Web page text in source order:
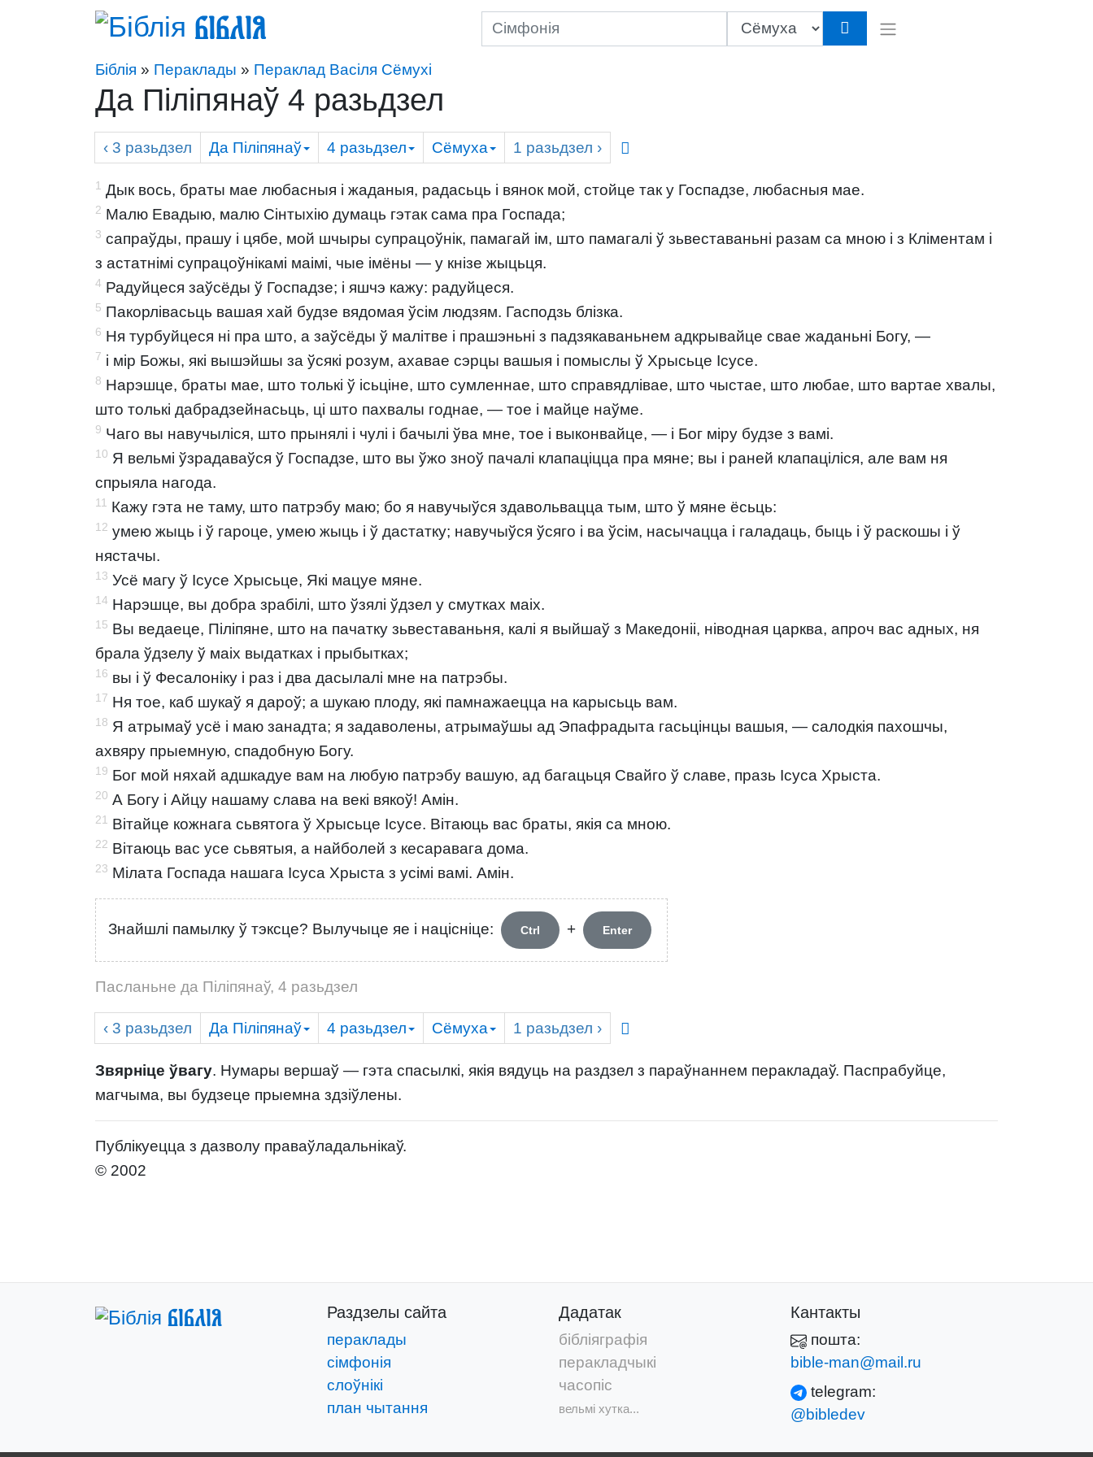
Біблія
Біблія » Пераклады » Пераклад Васіля Сёмухі
Да Піліпянаў 4 разьдзел
‹ 3 разьдзел Да Піліпянаў 4 разьдзел Сёмуха 1 разьдзел ›
1 Дык вось, браты мае любасныя і жаданыя, радасьць і вянок мой, стойце так у Госпадзе, любасныя мае.
2 Малю Евадыю, малю Сінтыхію думаць гэтак сама пра Госпада;
3 сапраўды, прашу і цябе, мой шчыры супрацоўнік, памагай ім, што памагалі ў зьвеставаньні разам са мною і з Кліментам і
з астатнімі супрацоўнікамі маімі, чые імёны — у кнізе жыцьця.
4 Радуйцеся заўсёды ў Госпадзе; і яшчэ кажу: радуйцеся.
5 Пакорлівасьць вашая хай будзе вядомая ўсім людзям. Гасподзь блізка.
6 Ня турбуйцеся ні пра што, а заўсёды ў малітве і прашэньні з падзякаваньнем адкрывайце свае жаданьні Богу, —
7 і мір Божы, які вышэйшы за ўсякі розум, ахавае сэрцы вашыя і помыслы ў Хрысьце Ісусе.
8 Нарэшце, браты мае, што толькі ў ісьціне, што сумленнае, што справядлівае, што чыстае, што любае, што вартае хвалы,
што толькі дабрадзейнасьць, ці што пахвалы годнае, — тое і майце наўме.
9 Чаго вы навучыліся, што прынялі і чулі і бачылі ўва мне, тое і выконвайце, — і Бог міру будзе з вамі.
10 Я вельмі ўзрадаваўся ў Госпадзе, што вы ўжо зноў пачалі клапаціцца пра мяне; вы і раней клапаціліся, але вам ня
спрыяла нагода.
11 Кажу гэта не таму, што патрэбу маю; бо я навучыўся здавольвацца тым, што ў мяне ёсьць:
12 умею жыць і ў гароце, умею жыць і ў дастатку; навучыўся ўсяго і ва ўсім, насычацца і галадаць, быць і ў раскошы і ў
нястачы.
13 Усё магу ў Ісусе Хрысьце, Які мацуе мяне.
14 Нарэшце, вы добра зрабілі, што ўзялі ўдзел у смутках маіх.
15 Вы ведаеце, Піліпяне, што на пачатку зьвеставаньня, калі я выйшаў з Македоніі, ніводная царква, апроч вас адных, ня
брала ўдзелу ў маіх выдатках і прыбытках;
16 вы і ў Фесалоніку і раз і два дасылалі мне на патрэбы.
17 Ня тое, каб шукаў я дароў; а шукаю плоду, які памнажаецца на карысьць вам.
18 Я атрымаў усё і маю занадта; я задаволены, атрымаўшы ад Эпафрадыта гасьцінцы вашыя, — салодкія пахошчы,
ахвяру прыемную, спадобную Богу.
19 Бог мой няхай адшкадуе вам на любую патрэбу вашую, ад багацьця Свайго ў славе, празь Ісуса Хрыста.
20 А Богу і Айцу нашаму слава на векі вякоў! Амін.
21 Вітайце кожнага сьвятога ў Хрысьце Ісусе. Вітаюць вас браты, якія са мною.
22 Вітаюць вас усе сьвятыя, а найболей з кесаравага дома.
23 Мілата Госпада нашага Ісуса Хрыста з усімі вамі. Амін.
Знайшлі памылку ў тэксце? Вылучыце яе і націсніце: Ctrl + Enter
Пасланьне да Піліпянаў, 4 разьдзел
‹ 3 разьдзел Да Піліпянаў 4 разьдзел Сёмуха 1 разьдзел ›
Звярніце ўвагу. Нумары вершаў — гэта спасылкі, якія вядуць на раздзел з параўнаннем перакладаў. Паспрабуйце,
магчыма, вы будзеце прыемна здзіўлены.
Публікуецца з дазволу праваўладальнікаў.
© 2002
Біблія Раздзелы сайта
пераклады
сімфонія
слоўнікі
план чытання
Дадатак
бібліяграфія
перакладчыкі
часопіс
вельмі хутка...
Кантакты
пошта:
bible-man@mail.ru
telegram:
@bibledev